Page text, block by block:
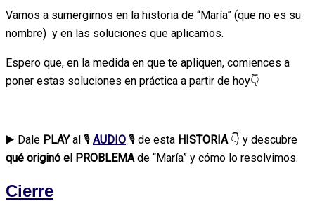
Vamos a sumergirnos en la historia de “María” (que no es su
nombre) y en las soluciones que aplicamos.
Espero que, en la medida en que te apliquen, comiences a
poner estas soluciones en práctica a partir de hoy👇
▶️ Dale PLAYal 🎙 AUDIO 🎙 de esta HISTORIA👇 y descubre
qué originó el PROBLEMAde “María” y cómo lo resolvimos.
Cierre